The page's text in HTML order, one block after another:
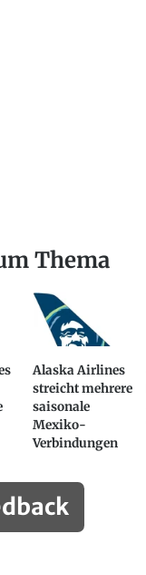
Thema
Alaska Airlines
streicht mehrere
saisonale
Mexiko-
Verbindungen